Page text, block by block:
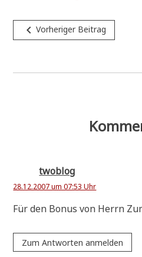
Beitragsnavigation
navigate_beforeVorheriger Beitrag
twoblog
28.12.2007 um 07:53 Uhr
Für den Bonus von Herrn
Zum Antworten anmelden